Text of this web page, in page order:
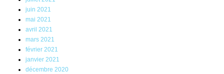
juin 2021
mai 2021
avril 2021
mars 2021
février 2021
janvier 2021
décembre 2020